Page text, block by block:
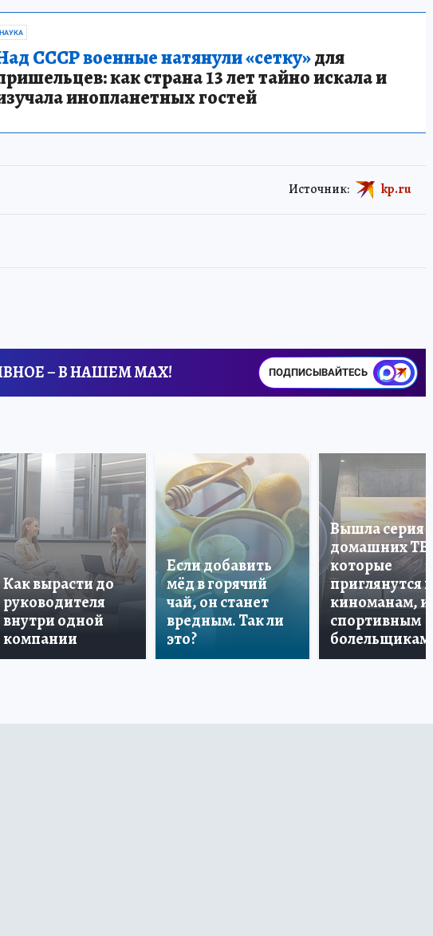
НАУКА
СССР военные натянули «сетку»для
как страна 13 лет тайно искала и
инопланетных гостей
Источник: kp.ru
– В НАШЕМ MAX! ПОДПИСЫВАЙТЕСЬ
Как вырасти до
руководителя
внутри одной
компании
Если добавить
мёд в горячий
чай, он станет
вредным. Так ли
это?
Вышла серия
домашних ТВ,
которые
приглянутся и
киноманам, и
спортивным
болельщикам